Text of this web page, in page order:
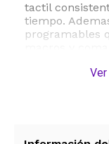
tactil
tiempo.
programables
tamaño
estetica de tu